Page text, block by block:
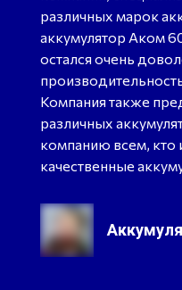
различных марок
аккумулятор Аком
остался очень
Компания также
различных
компанию всем,
качественные